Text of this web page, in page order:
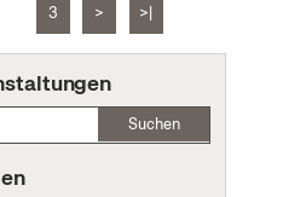
3 > >|
Suchen